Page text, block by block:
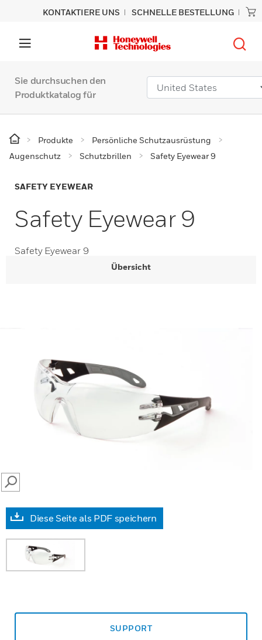
KONTAKTIERE UNS SCHNELLE BESTELLUNG
Sie durchsuchen den
Produktkatalog für
Produkte
Persönliche Schutzausrüstung
Augenschutz
Schutzbrillen Safety Eyewear 9
SAFETY EYEWEAR
Safety Eyewear 9
Safety Eyewear 9
Übersicht
SEARCH
Diese Seite als PDF speichern
SUPPORT